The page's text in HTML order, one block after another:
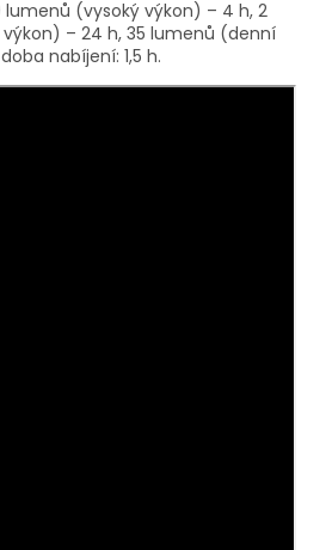
lumenů (vysoký výkon) – 4 h, 2
– 24 h, 35 lumenů (denní
nabíjení: 1,5 h.